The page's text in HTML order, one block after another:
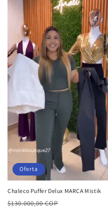
Oferta
Chaleco Puffer Delux MARCA Mistik
Precio
$130.000,00 COP